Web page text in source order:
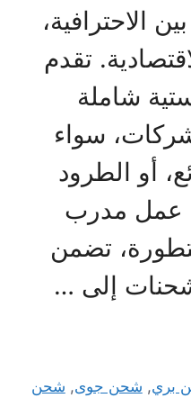
الاحترافية،
تقدم
شاملة
سواء
أو الطرود
عمل مدرب
تضمن
إلى …
بري, شحن جوى, شحن